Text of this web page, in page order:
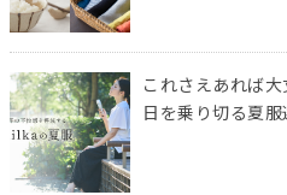
これさえあれば
日を乗り切る夏